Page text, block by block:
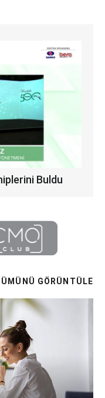
Buldu
GÖRÜNTÜLE